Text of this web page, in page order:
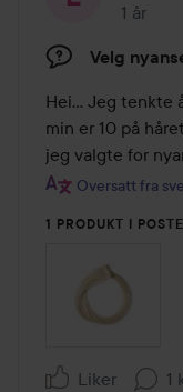
1 år
Velg
Hei... Jeg tenkte
min er 10 på
jeg valgte for
Oversatt fra
1 PRODUKT I
Liker 1